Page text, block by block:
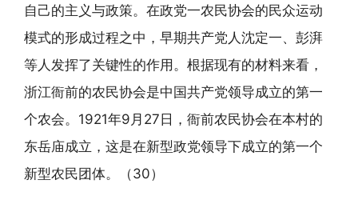
自己的主义与政策。在政党一农民协会的民众运动
模式的形成过程之中，早期共产党人沈定一、彭湃
等人发挥了关键性的作用。根据现有的材料来看，
浙江衙前的农民协会是中国共产党领导成立的第一
个农会。1921年9月27日，衙前农民协会在本村的
东岳庙成立，这是在新型政党领导下成立的第一个
新型农民团体。（30）